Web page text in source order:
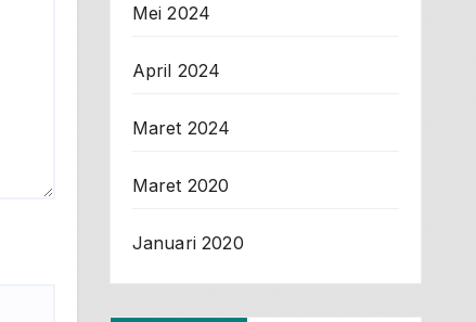
Mei 2024
April 2024
Maret 2024
Maret 2020
Januari 2020